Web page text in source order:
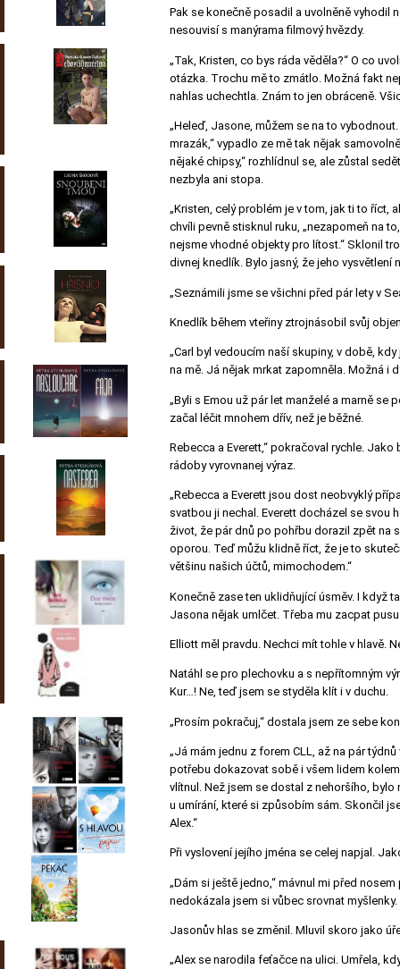
Pak se konečně posadil a uvolněně vyhodil
nesouvisí s manýrama filmový hvězdy.
„Tak, Kristen, co bys ráda věděla?“ O co
otázka. Trochu mě to zmátlo. Možná fakt
nahlas uchechtla. Znám to jen obráceně.
„Heleď, Jasone, můžem se na to
mrazák,“ vypadlo ze mě tak nějak
nějaké chipsy,“ rozhlídnul se, ale zůstal
nezbyla ani stopa.
„Kristen, celý problém je v tom, jak ti to říct,
chvíli pevně stisknul ruku, „nezapomeň na
nejsme vhodné objekty pro lítost.“ Sklonil
divnej knedlík. Bylo jasný, že jeho vysvětlení
„Seznámili jsme se všichni před pár lety v
Knedlík během vteřiny ztrojnásobil svůj
„Carl byl vedoucím naší skupiny, v době,
na mě. Já nějak mrkat zapomněla. Možná i
„Byli s Emou už pár let manželé a marně
začal léčit mnohem dřív, než je běžné.
Rebecca a Everett,“ pokračoval rychle.
rádoby vyrovnanej výraz.
„Rebecca a Everett jsou dost neobvyklý
svatbou ji nechal. Everett docházel se svou
život, že pár dnů po pohřbu dorazil zpět na
oporou. Teď můžu klidně říct, že je to
většinu našich účtů, mimochodem.“
Konečně zase ten uklidňující úsměv. I když
Jasona nějak umlčet. Třeba mu zacpat
Elliott měl pravdu. Nechci mít tohle v hlavě.
Natáhl se pro plechovku a s nepřítomným
Kur…! Ne, teď jsem se styděla klít i v duchu.
„Prosím pokračuj,“ dostala jsem ze sebe
„Já mám jednu z forem CLL, až na pár
potřebu dokazovat sobě i všem lidem
vlítnul. Než jsem se dostal z nehoršího,
u umírání, které si způsobím sám. Skončil
Alex.“
Při vyslovení jejího jména se celej napjal.
„Dám si ještě jedno,“ mávnul mi před
nedokázala jsem si vůbec srovnat
Jasonův hlas se změnil. Mluvil skoro jako
„Alex se narodila feťačce na ulici. Umřela,